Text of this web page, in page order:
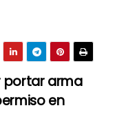
portar arma
en